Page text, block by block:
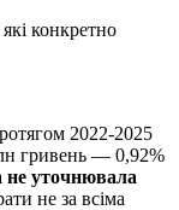
конкретно
2022-2025
гривень — 0,92%
не уточнювала
не за всіма